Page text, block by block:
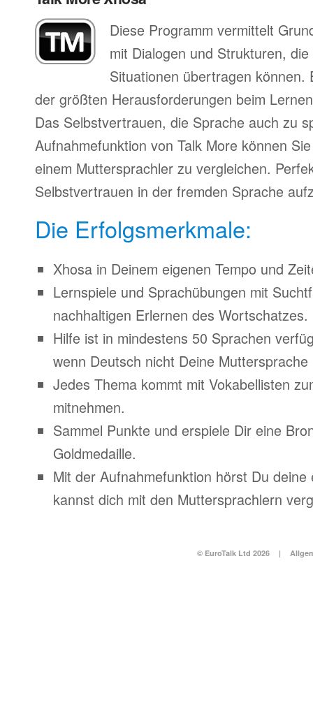
Diese Programm vermittelt
mit Dialogen und Strukturen,
Situationen übertragen können.
der größten Herausforderungen beim
Das Selbstvertrauen, die Sprache auch zu
Aufnahmefunktion von Talk More können
einem Muttersprachler zu vergleichen.
Selbstvertrauen in der fremden Sprache
Die Erfolgsmerkmale:
Xhosa in Deinem eigenen Tempo und
Lernspiele und Sprachübungen mit
nachhaltigen Erlernen des Wortschatzes.
Hilfe ist in mindestens 50 Sprachen
wenn Deutsch nicht Deine Muttersprache
Jedes Thema kommt mit Vokabellisten
mitnehmen.
Sammel Punkte und erspiele Dir eine
Goldmedaille.
Mit der Aufnahmefunktion hörst Du deine
kannst dich mit den Muttersprachlern
© EuroTalk Ltd 2026 |